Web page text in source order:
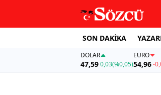
SON DAKİKA
DOLAR
47,590,03(%0,05)
EURO
54,96 -